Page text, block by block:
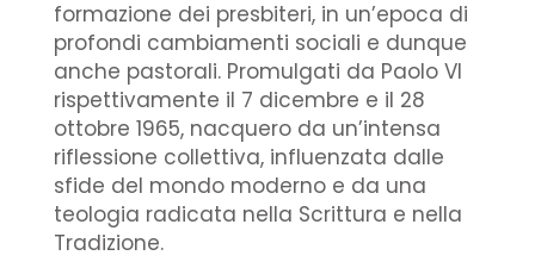
formazione dei presbiteri, in un’epoca di
profondi cambiamenti sociali e dunque
anche pastorali. Promulgati da Paolo VI
rispettivamente il 7 dicembre e il 28
ottobre 1965, nacquero da un’intensa
riflessione collettiva, influenzata dalle
sfide del mondo moderno e da una
teologia radicata nella Scrittura e nella
Tradizione.